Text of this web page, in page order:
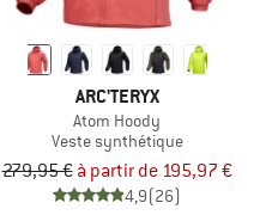
ARC'TERYX
Atom Hoody
Veste synthétique
279,95 € à partir de 195,97 €
4,9(26)